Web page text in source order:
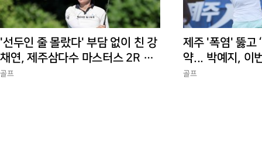
'선두인 줄 몰랐다' 부담 없이 친 강
채연, 제주삼다수 마스터스 2R 단
독 선두
골프
제주 '폭염' 뚫고
약... 박예지, 이
골프